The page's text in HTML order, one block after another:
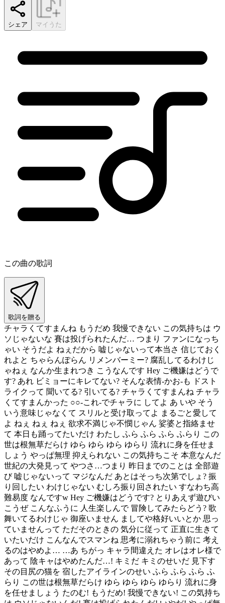
シェア マイうた
この曲の歌詞
歌詞を贈る
チャラくてすまんね もうだめ 我慢できない この気持ちは ウ
ソじゃないな 賽は投げられたんだ… つまり ファンになっち
ゃい そうだよ ねぇだから 嘘じゃないって本当さ 信じておく
れよと ちゃらんぽらん リメンバーミー? 腐乱してるわけじ
ゃねぇ なんか生まれつき こうなんです Hey ご機嫌はどうで
す? あれ ビミョーにキレてない? そんな表情-かお-も ドスト
ライクって 聞いてる? 引いてる? チャラくてすまんね チャラ
くてすまんかった ○○-これ-でチャラに してよ あ いや そう
いう意味じゃなくて スリルと受け取ってよ まるごと愛して
よ ねぇ ねぇ ねぇ 欲求不満じゃ不憫じゃん 娑婆と指絡ませ
て 本日も踊ってたいだけ わたし ふら ふら ふら ふらり この
世は根無草だらけ ゆら ゆら ゆら ゆらり 流れに身を任せま
しょう やっぱ無理 抑えられない この気持ちこそ 本意なんだ
世紀の大発見って やつさ…つまり 昨日までのことは 全部遊
び 嘘じゃないって マジなんだ あとはそっち次第でしょ? 振
り回したい わけじゃない むしろ振り回されたい すなわち高
難易度 なんですw Hey ご機嫌はどうです? とりあえず遊びい
こうぜ こんなふうに 人生楽しんで 冒険してみたらどう? 歌
舞いてるわけじゃ 御座いません ましてや格好いいとか 思っ
ていませんって ただそのときの 気分に従って 正直に生きて
いたいだけ こんなんでスマンね 思考に溺れちゃう前に 考え
るのはやめよ… …あ ちがっ キャラ間違えた オレはオレ様で
あって 陰キャはやめたんだ…! キミだ キミのせいだ 見下す
その目尻の猫を 宿したアイラインのせい ふら ふら ふら ふ
らり この世は根無草だらけ ゆら ゆら ゆら ゆらり 流れに身
を任せましょう たのむ! もうだめ! 我慢できない! この気持ち